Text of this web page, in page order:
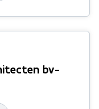
bv-